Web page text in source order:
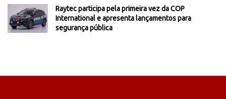
Raytec participa pela primeira vez da COP
International e apresenta lançamentos para
segurança pública